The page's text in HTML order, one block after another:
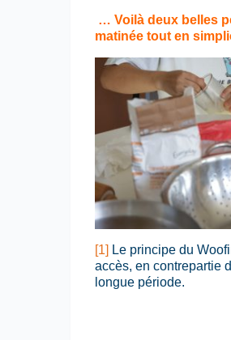
… Voilà deux belles
matinée tout en
[1] Le principe du
accès, en contrepartie
longue période.